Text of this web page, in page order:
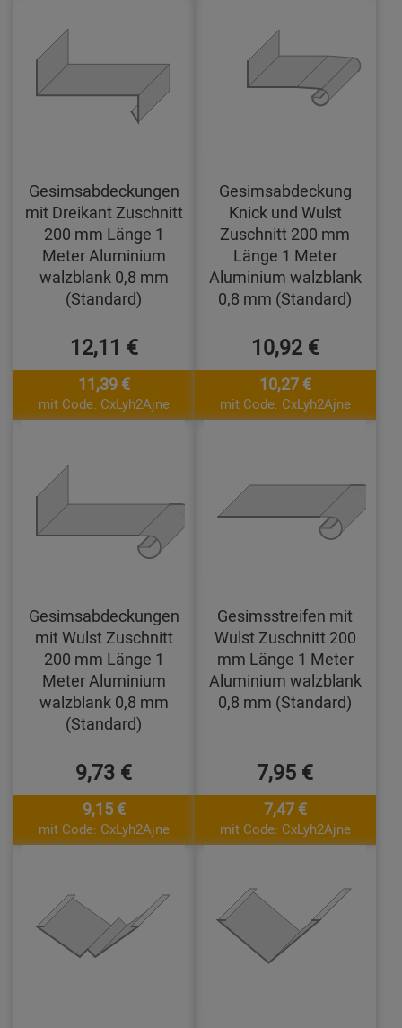
Gesimsabdeckungen
mit Dreikant Zuschnitt
200 mm Länge 1
Meter Aluminium
walzblank 0,8 mm
(Standard)
12,11 €
11,39 €
mit Code: CxLyh2Ajne
Gesimsabdeckung
Knick und Wulst
Zuschnitt 200 mm
Länge 1 Meter
Aluminium walzblank
0,8 mm (Standard)
10,92 €
10,27 €
mit Code: CxLyh2Ajne
Gesimsabdeckungen
mit Wulst Zuschnitt
200 mm Länge 1
Meter Aluminium
walzblank 0,8 mm
(Standard)
9,73 €
9,15 €
mit Code: CxLyh2Ajne
Gesimsstreifen mit
Wulst Zuschnitt 200
mm Länge 1 Meter
Aluminium walzblank
0,8 mm (Standard)
7,95 €
7,47 €
mit Code: CxLyh2Ajne